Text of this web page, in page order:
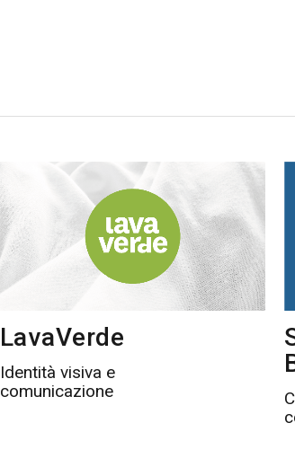
LavaVerde
Identità visiva e
comunicazione